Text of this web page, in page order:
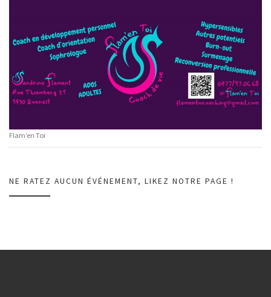
Flam’en Toi
NE RATEZ AUCUN ÉVÉNEMENT, LIKEZ NOTRE PAGE !